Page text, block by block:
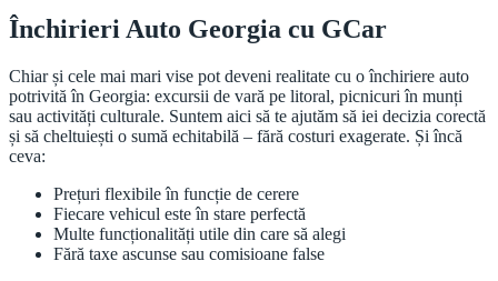
Închirieri Auto Georgia cu GCar
Chiar și cele mai mari vise pot deveni realitate cu o închiriere auto
potrivită în Georgia: excursii de vară pe litoral, picnicuri în munți
sau activități culturale. Suntem aici să te ajutăm să iei decizia corectă
și să cheltuiești o sumă echitabilă – fără costuri exagerate. Și încă
ceva:
Prețuri flexibile în funcție de cerere
Fiecare vehicul este în stare perfectă
Multe funcționalități utile din care să alegi
Fără taxe ascunse sau comisioane false